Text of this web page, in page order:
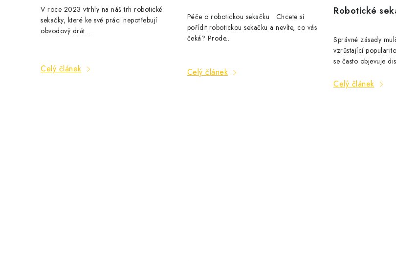
n
k
V roce 2023 vtrhly na náš trh robotické
sekačky, které ke své práci nepotřebují
obvodový drát. ...
Celý článek
Péče o robotickou sekačku Chcete si
pořídit robotickou sekačku a nevíte, co vás
čeká? Prode...
Celý článek
Robotické
Správné zásady
vzrůstající
se často objevuje
Celý článek